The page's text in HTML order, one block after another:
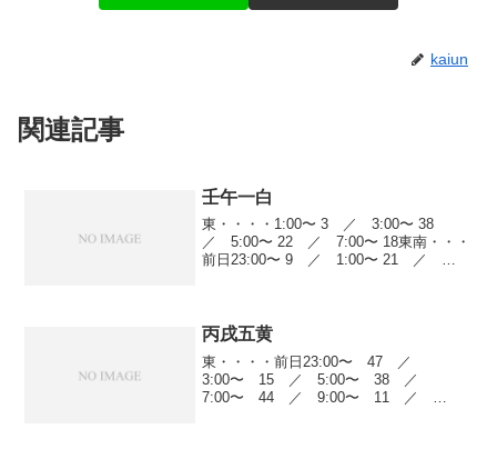
kaiun
関連記事
壬午一白
東・・・・1:00〜 3 ／ 3:00〜 38
／ 5:00〜 22 ／ 7:00〜 18東南・・・
前日23:00〜 9 ／ 1:00〜 21 ／
丙戌五黄
東・・・・前日23:00〜 47 ／
3:00〜 15 ／ 5:00〜 38 ／
7:00〜 44 ／ 9:00〜 11 ／